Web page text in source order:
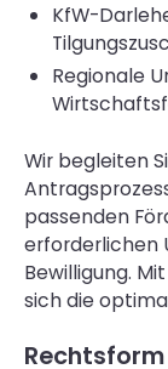
KfW-
Regionale
Wir begleiten
passenden
erforderlichen
Bewilligung.
sich die